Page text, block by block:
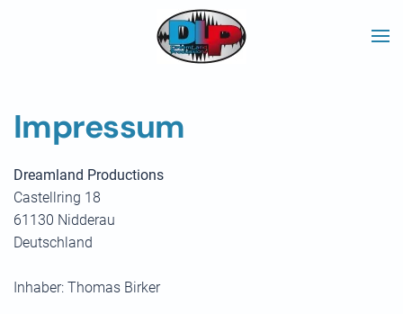
Skip to main content
Impressum
Dreamland Productions
Castellring 18
61130 Nidderau
Deutschland
Inhaber: Thomas Birker